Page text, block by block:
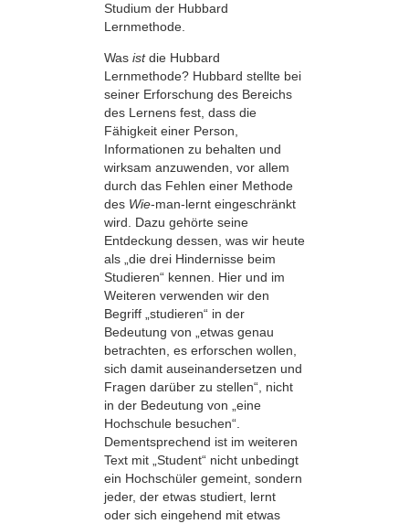
Studium der Hubbard
Lernmethode.
Was istdie Hubbard
Lernmethode? Hubbard stellte bei
seiner Erforschung des Bereichs
des Lernens fest, dass die
Fähigkeit einer Person,
Informationen zu behalten und
wirksam anzuwenden, vor allem
durch das Fehlen einer Methode
des Wie-man-lernt eingeschränkt
wird. Dazu gehörte seine
Entdeckung dessen, was wir heute
als „die drei Hindernisse beim
Studieren“ kennen. Hier und im
Weiteren verwenden wir den
Begriff „studieren“ in der
Bedeutung von „etwas genau
betrachten, es erforschen wollen,
sich damit auseinandersetzen und
Fragen darüber zu stellen“, nicht
in der Bedeutung von „eine
Hochschule besuchen“.
Dementsprechend ist im weiteren
Text mit „Student“ nicht unbedingt
ein Hochschüler gemeint, sondern
jeder, der etwas studiert, lernt
oder sich eingehend mit etwas